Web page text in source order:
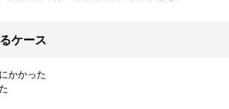
ケース
かかった